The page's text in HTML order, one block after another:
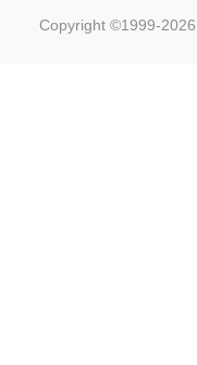
Copyright ©1999-2026